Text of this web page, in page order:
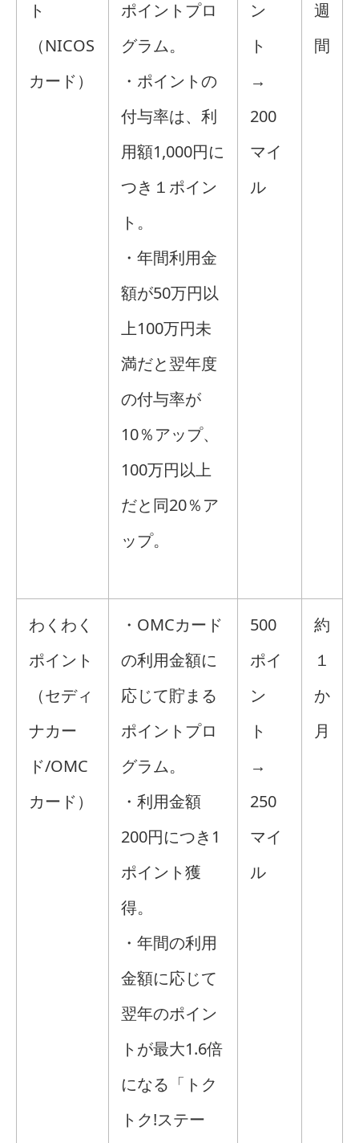
ト
（NICOS
カード）
ポイントプロ
グラム。
・ポイントの
付与率は、利
用額1,000円に
つき１ポイン
ト。
・年間利用金
額が50万円以
上100万円未
満だと翌年度
の付与率が
10％アップ、
100万円以上
だと同20％ア
ップ。
ン
ト
→
200
マイ
ル
週
間
わくわく
ポイント
（セディ
ナカー
ド/OMC
カード）
・OMCカード
の利用金額に
応じて貯まる
ポイントプロ
グラム。
・利用金額
200円につき1
ポイント獲
得。
・年間の利用
金額に応じて
翌年のポイン
トが最大1.6倍
になる「トク
トク!ステー
500
ポイ
ン
ト
→
250
マイ
ル
約
１
か
月